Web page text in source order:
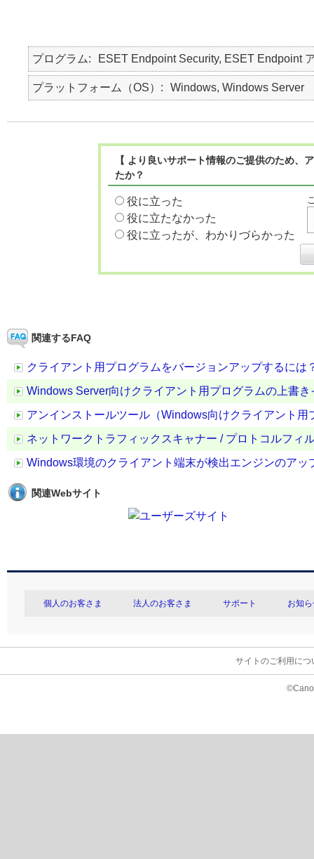
プログラム ESET Endpoint Security, ESET Endpoint
プラットフォーム（OS） Windows, Windows Server
【 より良いサポート情報のご提供のため
たか？
役に立った
役に立たなかった
役に立ったが、わかりづらかった
関連するFAQ
クライアント用プログラムをバージョンアップするには
Windows Server向けクライアント用プログラムの上書
アンインストールツール（Windows向けクライアント
ネットワークトラフィックスキャナー / プロトコルフィ
Windows環境のクライアント端末が検出エンジンのアッ
関連Webサイト
個人のお客さま 法人のお客さま サポート お知
サイトのご利用につ